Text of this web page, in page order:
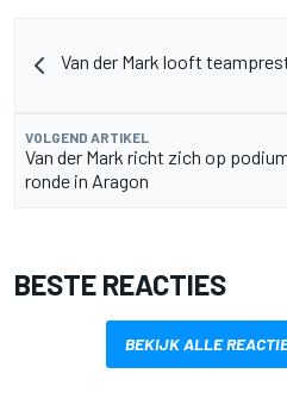
Van der Mark looft
VOLGEND ARTIKEL
Van der Mark richt zich op
ronde in Aragon
BESTE REACTIES
BEKIJK ALLE